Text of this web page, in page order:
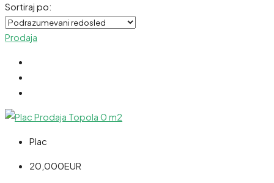
Sortiraj po:
Prodaja
Plac
20,000EUR